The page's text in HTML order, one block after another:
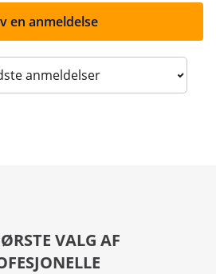
en anmeldelse
reviews
VALG AF